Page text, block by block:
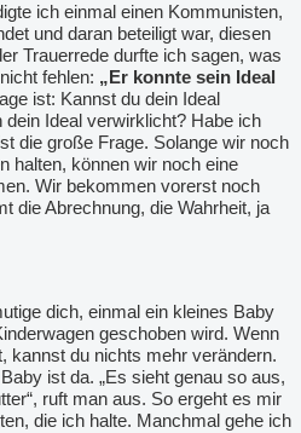
ich einmal einen Kommunisten,
und daran beteiligt war, diesen
Trauerrede durfte ich sagen, was
fehlen: „Er konnte sein Ideal
ist: Kannst du dein Ideal
Ideal verwirklicht? Habe ich
die große Frage. Solange wir noch
halten, können wir noch eine
Wir bekommen vorerst noch
die Abrechnung, die Wahrheit, ja
dich, einmal ein kleines Baby
geschoben wird. Wenn
kannst du nichts mehr verändern.
ist da. „Es sieht genau so aus,
ruft man aus. So ergeht es mir
die ich halte. Manchmal gehe ich